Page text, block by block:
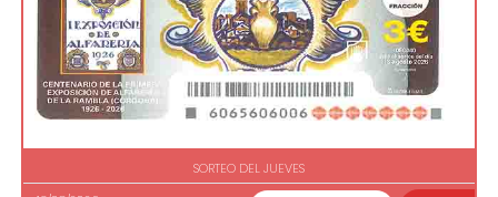
SORTEO DEL JUEVES